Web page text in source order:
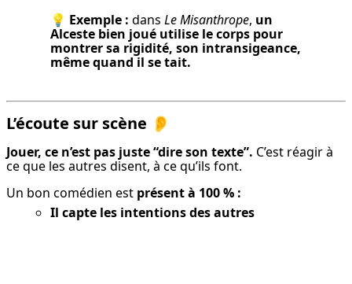
💡 Exemple : dans Le Misanthrope, un
Alceste bien joué utilise le corps pour
montrer sa rigidité, son intransigeance,
même quand il se tait.
L’écoute sur scène 👂
Jouer, ce n’est pas juste “dire son texte”. C’est réagir à
ce que les autres disent, à ce qu’ils font.
Un bon comédien est présent à 100 % :
Il capte les intentions des autres